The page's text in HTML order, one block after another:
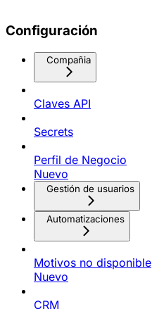
Configuración
Compañia
Claves API
Secrets
Perfil de Negocio
Nuevo
Gestión de usuarios
Automatizaciones
Motivos no disponible
Nuevo
CRM